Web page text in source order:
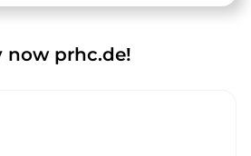
now prhc.de!